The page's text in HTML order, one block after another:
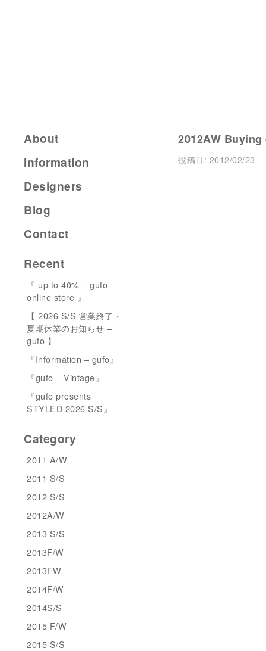
2012AW
投稿日: 2012/02/23
About
Information
Designers
Blog
Contact
Recent
『 up to 40% – gufo
online store 』
【 2026 S/S 営業終了・
夏期休業のお知らせ –
gufo 】
『Information – gufo』
『gufo – Vintage』
『gufo presents
STYLED 2026 S/S』
Category
2011 A/W
2011 S/S
2012 S/S
2012A/W
2013 S/S
2013F/W
2013FW
2014F/W
2014S/S
2015 F/W
2015 S/S